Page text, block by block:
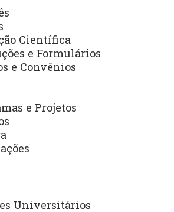
Científica
e Formulários
e Convênios
e Projetos
Universitários
motivos de conflitos de ordem
dos serviços oferecidos:
atendimento psicoterapêutico
acadêmicos (o serviço é apenas para
da UNIOESTE-
dar voz ao indivíduo que sofre,
e com isso construir melhores
auxiliar o indivíduo em sua saúde